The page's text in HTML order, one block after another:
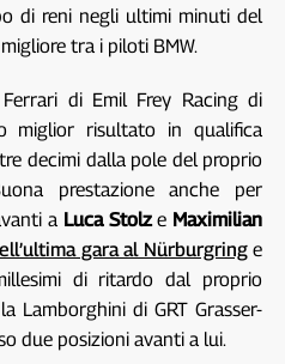
di reni negli ultimi minuti del
tra i piloti BMW.
di Emil Frey Racing di
miglior risultato in qualifica
decimi dalla pole del proprio
prestazione anche per
a Luca Stolze Maximilian
gara al Nürburgringe
di ritardo dal proprio
Lamborghini di GRT Grasser-
due posizioni avanti a lui.